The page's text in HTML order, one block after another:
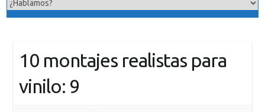
10 montajes realistas para
vinilo: 9